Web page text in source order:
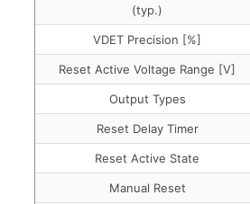
(typ.)
VDET Precision [%]
Reset Active Voltage Range [V]
Output Types
Reset Delay Timer
Reset Active State
Manual Reset